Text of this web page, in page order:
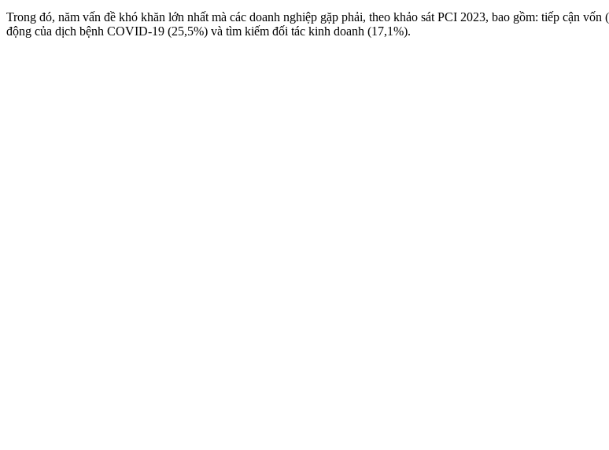
Trong đó, năm vấn đề khó khăn lớn nhất mà các doanh nghiệp gặp phải, theo khảo sát PCI 2023, bao gồm: tiếp cận
động của dịch bệnh COVID-19 (25,5%) và tìm kiếm đối tác kinh doanh (17,1%).